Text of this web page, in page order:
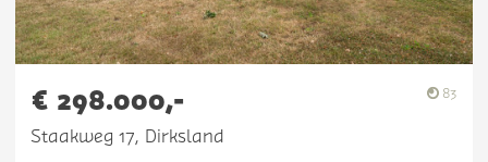
€ 298.000,- 83
Staakweg 17, Dirksland